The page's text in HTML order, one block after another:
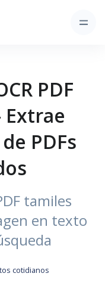
PDF
PDFs
tamiles
en texto
cotidianos